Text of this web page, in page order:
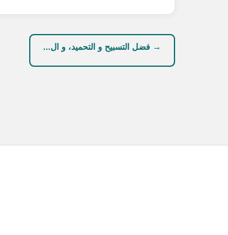
→ فضل التسبيح و التحميد، و ال...